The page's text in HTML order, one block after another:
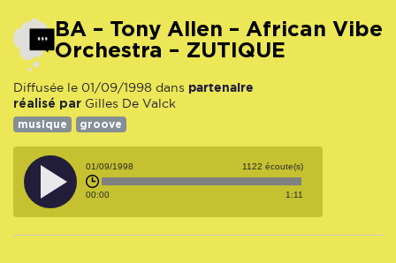
BA – Tony Allen – African Vibe
Orchestra – ZUTIQUE
Diffusée le 01/09/1998 dans partenaire
réalisé par Gilles De Valck
musique groove
01/09/1998 1122 écoute(s)
00:00 1:11